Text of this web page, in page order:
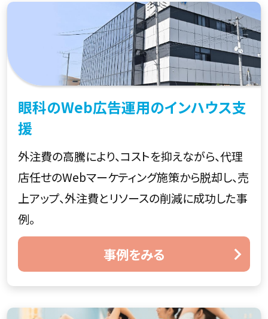
眼科のWeb広告運用のインハウス支
援
外注費の高騰により、コストを抑えながら、代理
店任せのWebマーケティング施策から脱却し、売
上アップ、外注費とリソースの削減に成功した事
例。
事例をみる